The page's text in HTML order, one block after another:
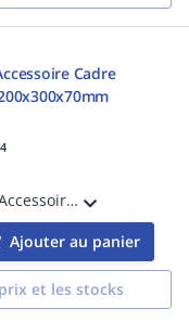
Cadre
Dalle lumineuse Accessoire Cadre pour montage en saillie de dalles de dimensions 1200x300x70mm
Ajouter au panier
et les stocks